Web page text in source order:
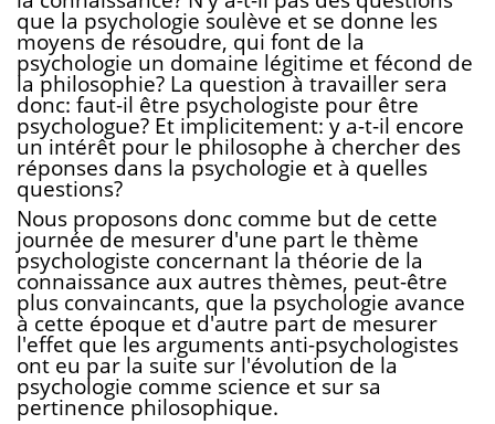
que la psychologie soulève et se donne les
moyens de résoudre, qui font de la
psychologie un domaine légitime et fécond de
la philosophie? La question à travailler sera
donc: faut-il être psychologiste pour être
psychologue? Et implicitement: y a-t-il encore
un intérêt pour le philosophe à chercher des
réponses dans la psychologie et à quelles
questions?
Nous proposons donc comme but de cette
journée de mesurer d'une part le thème
psychologiste concernant la théorie de la
connaissance aux autres thèmes, peut-être
plus convaincants, que la psychologie avance
à cette époque et d'autre part de mesurer
l'effet que les arguments anti-psychologistes
ont eu par la suite sur l'évolution de la
psychologie comme science et sur sa
pertinence philosophique.